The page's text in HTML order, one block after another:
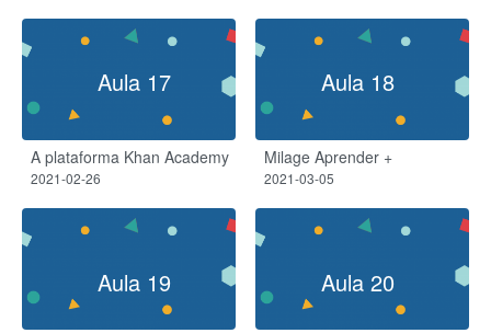
Aula 17
A plataforma Khan Academy
2021-02-26
Aula 18
Milage Aprender +
2021-03-05
Aula 19 Aula 20